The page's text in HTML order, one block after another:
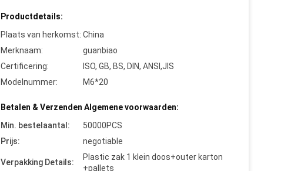
Productdetails:
Plaats van herkomst: China
Merknaam:
guanbiao
Certificering:
ISO, GB, BS, DIN, ANSI,JIS
Modelnummer:
M6*20
Betalen & Verzenden Algemene voorwaarden:
Min. bestelaantal:
50000PCS
Prijs:
negotiable
Verpakking Details:
Plastic zak 1 klein doos+outer karton
+pallets